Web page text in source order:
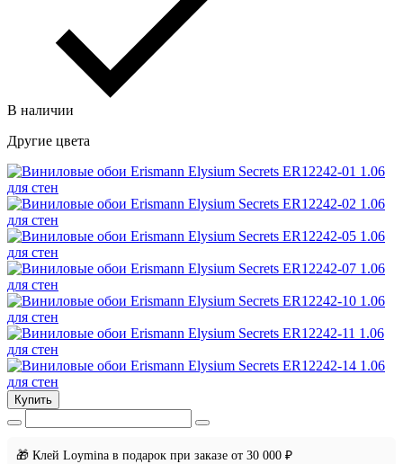
В наличии
Другие цвета
Купить
🎁 Клей Loymina в подарок при заказе от 30 000 ₽